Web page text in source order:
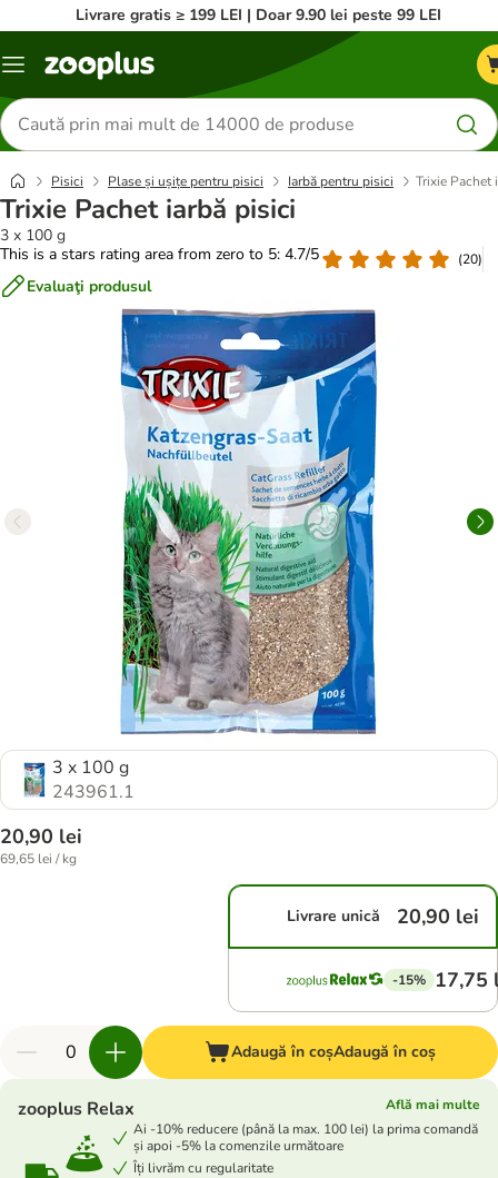
Livrare gratis ≥ 199 LEI | Doar 9.90 lei peste 99 LEI
Categorii
Căutare
produse
Pisici Plase și ușițe pentru pisici Iarbă pentru pisici Trixie Pachet
Trixie Pachet iarbă pisici
3 x 100 g
This is a stars rating area from zero to 5: 4.7/5
(20)
Evaluaţi produsul
3 x 100 g
243961.1
20,90 lei
69,65 lei / kg
Livrare unică 20,90 lei
-15% 17,75
Adaugă în coșAdaugă în coș
zooplus Relax
Află mai multe
Ai -10% reducere (până la max. 100 lei) la prima comandă
și apoi -5% la comenzile următoare
Îți livrăm cu regularitate